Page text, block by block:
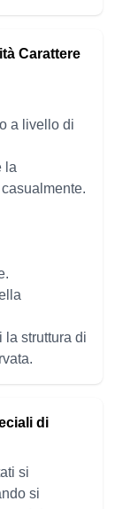
Carattere
a livello di
la
la struttura di
di
si
si